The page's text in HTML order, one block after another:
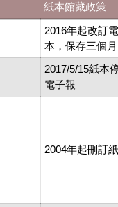
紙本館藏政策
2016年起改訂
本 ，保存三個月
2017/5/15紙本
電子報
2004年起刪訂